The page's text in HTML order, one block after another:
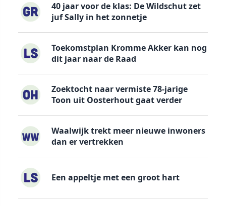
40 jaar voor de klas: De Wildschut zet
juf Sally in het zonnetje
Toekomstplan Kromme Akker kan nog
dit jaar naar de Raad
Zoektocht naar vermiste 78-jarige
Toon uit Oosterhout gaat verder
Waalwijk trekt meer nieuwe inwoners
dan er vertrekken
Een appeltje met een groot hart